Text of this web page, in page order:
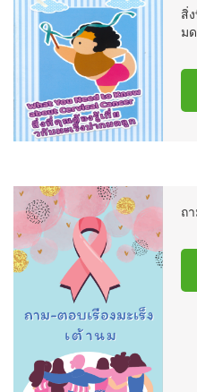
สิ่
ม
ถ